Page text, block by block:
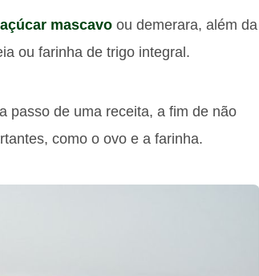
mascavo ou demerara, além da
ou farinha de trigo integral.
passo de uma receita, a fim de não
como o ovo e a farinha.